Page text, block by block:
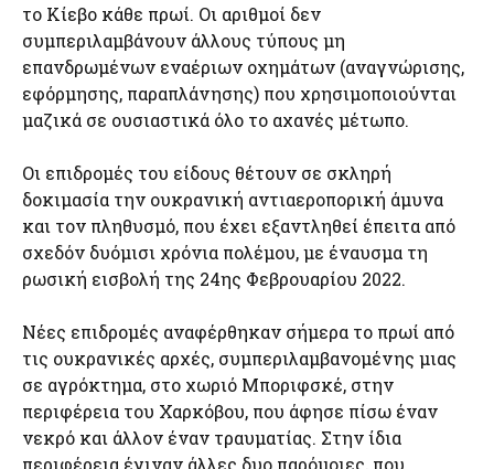
το Κίεβο κάθε πρωί. Οι αριθμοί δεν
συμπεριλαμβάνουν άλλους τύπους μη
επανδρωμένων εναέριων οχημάτων (αναγνώρισης,
εφόρμησης, παραπλάνησης) που χρησιμοποιούνται
μαζικά σε ουσιαστικά όλο το αχανές μέτωπο.
Οι επιδρομές του είδους θέτουν σε σκληρή
δοκιμασία την ουκρανική αντιαεροπορική άμυνα
και τον πληθυσμό, που έχει εξαντληθεί έπειτα από
σχεδόν δυόμισι χρόνια πολέμου, με έναυσμα τη
ρωσική εισβολή της 24ης Φεβρουαρίου 2022.
Νέες επιδρομές αναφέρθηκαν σήμερα το πρωί από
τις ουκρανικές αρχές, συμπεριλαμβανομένης μιας
σε αγρόκτημα, στο χωριό Μποριφσκέ, στην
περιφέρεια του Χαρκόβου, που άφησε πίσω έναν
νεκρό και άλλον έναν τραυματίας. Στην ίδια
περιφέρεια έγιναν άλλες δυο παρόμοιες, που